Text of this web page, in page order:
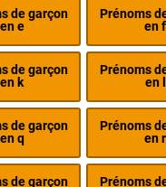
de garçon
en e
Prénoms
en f
de garçon
en k
Prénoms
en l
de garçon
en q
Prénoms
en r
de garçon Prénoms